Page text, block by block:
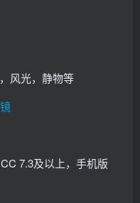
风光，静物等
7.3及以上，手机版